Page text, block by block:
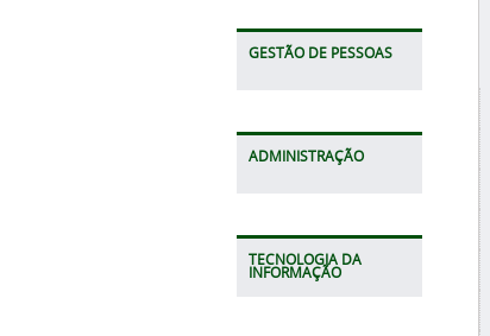
GESTÃO DE PESSOAS
ADMINISTRAÇÃO
TECNOLOGIA DA
INFORMAÇÃO